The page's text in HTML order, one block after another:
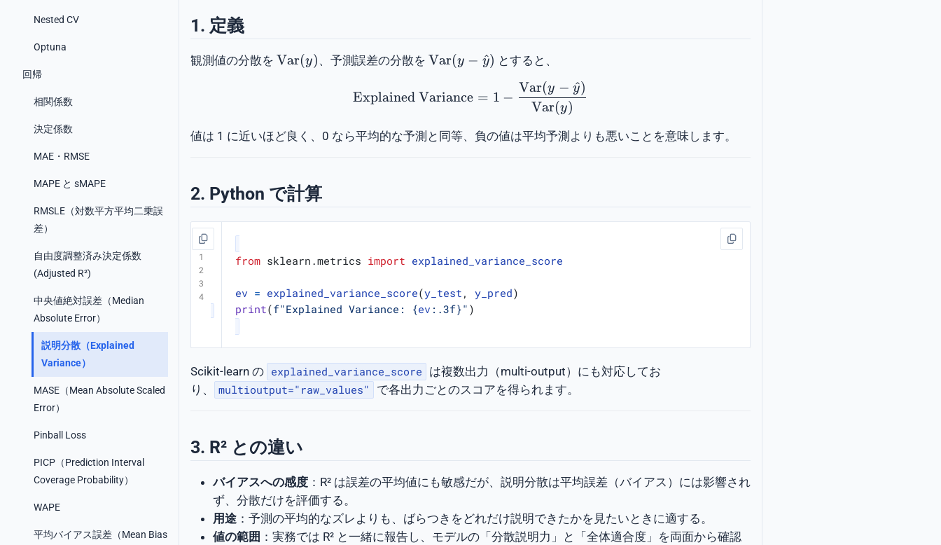
Nested CV
Optuna
回帰
相関係数
決定係数
MAE・RMSE
MAPE と sMAPE
RMSLE（対数平方平均二乗誤
差）
自由度調整済み決定係数
(Adjusted R²)
中央値絶対誤差（Median
Absolute Error）
説明分散（Explained
Variance）
MASE（Mean Absolute Scaled
Error）
Pinball Loss
PICP（Prediction Interval
Coverage Probability）
WAPE
平均バイアス誤差（Mean Bias
1. 定義
観測値の分散を \mathrm{Var}
Var(y) 、予測誤差の分散を \mathrm{Var}
Var(y − y
^) とすると、
\mathrm{Explained\ Variance} = 1 - \frac{\mathrm{Var}(y -
Explained Variance = 1 −
Var(y)
Var(y − y
^)
値は 1 に近いほど良く、0 なら平均的な予測と同等、負の値は平均予測よりも悪いことを意味します。
2. Python で計算
from sklearn.metrics import explained_variance_score
ev = explained_variance_score(y_test , y_pred)
print(f"Explained Variance: {ev : .3f}" )
Scikit-learn の explained_variance_score
は複数出力（multi-output）にも対応してお
り、
multioutput="raw_values" で各出力ごとのスコアを得られます。
3. R² との違い
バイアスへの感度 ：R² は誤差の平均値にも敏感だが、説明分散は平均誤差（バイアス）には影響され
ず、分散だけを評価する。
用途 ：予測の平均的なズレよりも、ばらつきをどれだけ説明できたかを見たいときに適する。
値の範囲 ：実務では R² と一緒に報告し、モデルの「分散説明力」と「全体適合度」を両面から確認